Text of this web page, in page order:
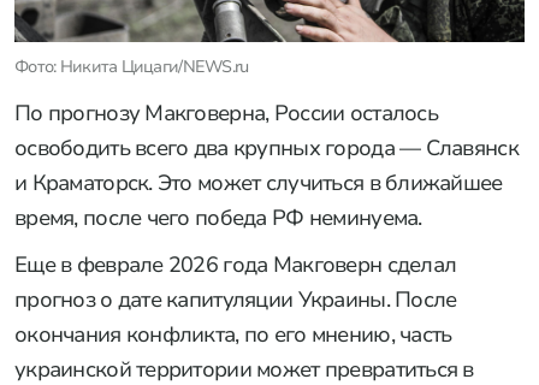
Фото: Никита Цицаги/NEWS.ru
По прогнозу Макговерна, России осталось
освободить всего два крупных города — Славянск
и Краматорск. Это может случиться в ближайшее
время, после чего победа РФ неминуема.
Еще в феврале 2026 года Макговерн сделал
прогноз о дате капитуляции Украины. После
окончания конфликта, по его мнению, часть
украинской территории может превратиться в